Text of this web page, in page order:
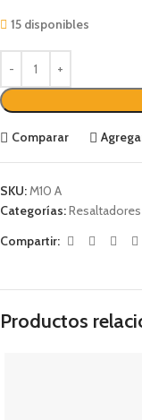
15 disponibles
Comparar
SKU:M10 A
Categorías:
Compartir:
Productos